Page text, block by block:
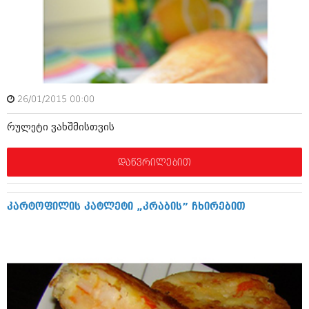
ნოემბერი 2017 (212)
ოქტომბერი 2017 (231)
სექტემბერი 2017 (261)
აგვისტო 2017 (212)
ივლისი 2017 (233)
ივნისი 2017 (265)
მაისი 2017 (216)
მარტი 2017 (212)
დეკემბერი 2016 (207)
ნოემბერი 2016 (207)
ოქტომბერი 2016 (257)
სექტემბერი 2016 (224)
მაისი 2016 (261)
აპრილი 2016 (215)
მარტი 2016 (200)
თებერვალი 2016 (250)
26/01/2015 00:00
რუ­ლ­ე­ტი ვა­ხ­შ­მ­ი­ს­თ­ვ­ის
დაწვრილებით
კა­რ­ტ­ო­ფ­ი­ლ­ის კატ­ლ­ე­ტი „კრა­ბ­ის” ჩხი­რ­ე­ბ­ით